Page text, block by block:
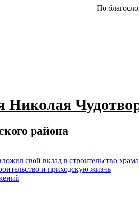
По
Николая
района
свой вклад в строительство храма
и приходскую жизнь